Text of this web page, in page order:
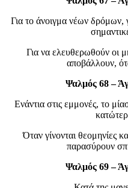
Για το άνοιγμα νέων δρόμων,
Για να ελευθερωθούν οι
αποβάλλουν,
Ψαλμός 68 –
Ενάντια στις εμμονές, το
Όταν γίνονται θεομηνίες
παρασύρουν
Ψαλμός 69 –